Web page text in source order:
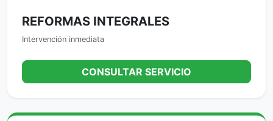
REFORMAS INTEGRALES
Intervención inmediata
CONSULTAR SERVICIO